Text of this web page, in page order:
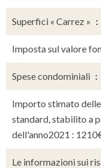
Superfici « Carrez »
Imposta sul valore
Spese condominiali
Importo stimato delle
standard, stabilito a
dell'anno2021 :
Le informazioni sui